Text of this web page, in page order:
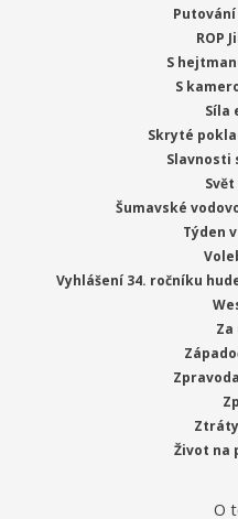
ROP
S
S
Síla
Skryté
Slavnosti
Šumavské
Týden
Vyhlášení 34. ročníku
Za
Život na
O